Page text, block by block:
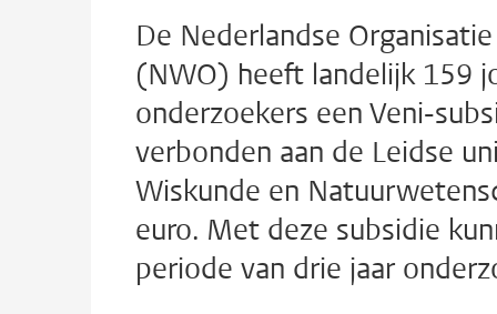
De Nederlandse
(NWO) heeft landelijk 159
onderzoekers een Veni-
verbonden aan de Leidse
Wiskunde en
euro. Met deze subsidie
periode van drie jaar